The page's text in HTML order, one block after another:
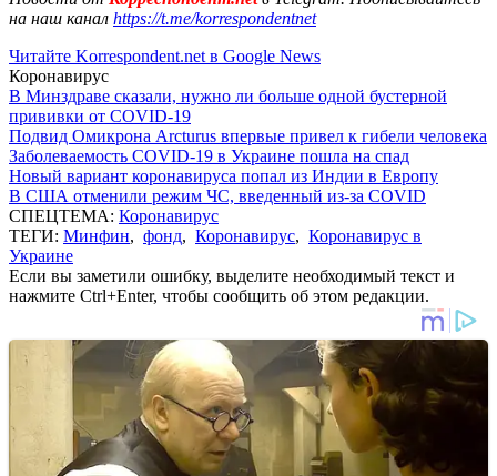
на наш канал https://t.me/korrespondentnet
Читайте Korrespondent.net в Google News
Коронавирус
В Минздраве сказали, нужно ли больше одной бустерной
прививки от COVID-19
Подвид Омикрона Arcturus впервые привел к гибели человека
Заболеваемость COVID-19 в Украине пошла на спад
Новый вариант коронавируса попал из Индии в Европу
В США отменили режим ЧС, введенный из-за COVID
СПЕЦТЕМА: Коронавирус
ТЕГИ: Минфин, фонд, Коронавирус, Коронавирус в
Украине
Если вы заметили ошибку, выделите необходимый текст и
нажмите Ctrl+Enter, чтобы сообщить об этом редакции.